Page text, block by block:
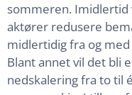
sommeren. Imidlertid
aktører redusere
midlertidig fra og med
Blant annet vil det bli
nedskalering fra to til